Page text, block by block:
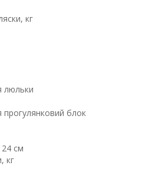
кг
люльки
прогулянковий блок
24 см
кг